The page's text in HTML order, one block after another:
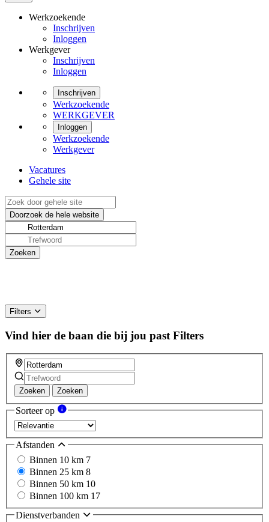
Werkzoekende
Inschrijven
Inloggen
Werkgever
Inschrijven
Inloggen
Inschrijven
Werkzoekende
WERKGEVER
Inloggen
Werkzoekende
Werkgever
Vacatures
Gehele site
Filters
Vind hier de baan die bij jou past Filters
Zoeken Zoeken
Sorteer op
Afstanden
Binnen 10 km 7
Binnen 25 km 8
Binnen 50 km 10
Binnen 100 km 17
Dienstverbanden